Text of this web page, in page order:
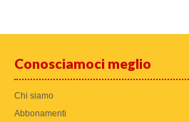
Conosciamoci meglio
Chi siamo
Abbonamenti